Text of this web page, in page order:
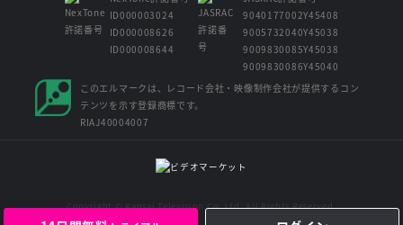
ID000003024
ID000008626
ID000008644
9040177002Y45408
9005732040Y45038
9009830085Y45038
9009830086Y45040
このエルマークは、レコード会社・映像制作会社が提供するコン
テンツを示す登録商標です。
RIAJ40004007
Copyright © Kansai Television Co. Ltd. All Rights Reserved.